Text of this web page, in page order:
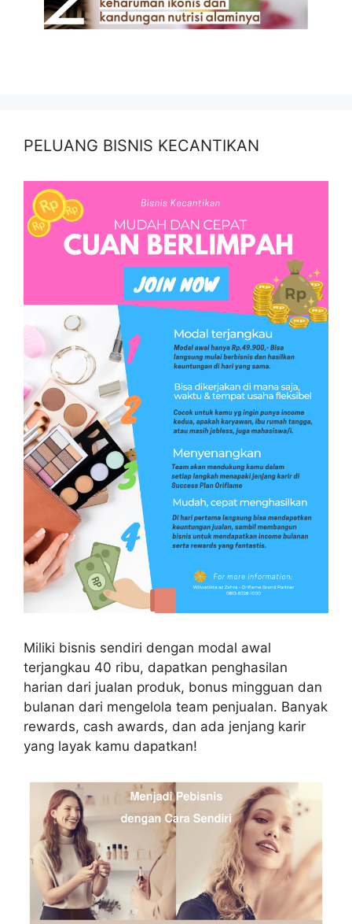
PELUANG BISNIS KECANTIKAN
Miliki bisnis sendiri dengan modal awal
terjangkau 40 ribu, dapatkan penghasilan
harian dari jualan produk, bonus mingguan dan
bulanan dari mengelola team penjualan. Banyak
rewards, cash awards, dan ada jenjang karir
yang layak kamu dapatkan!